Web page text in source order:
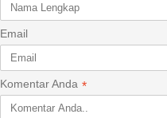
Email
Komentar Anda *